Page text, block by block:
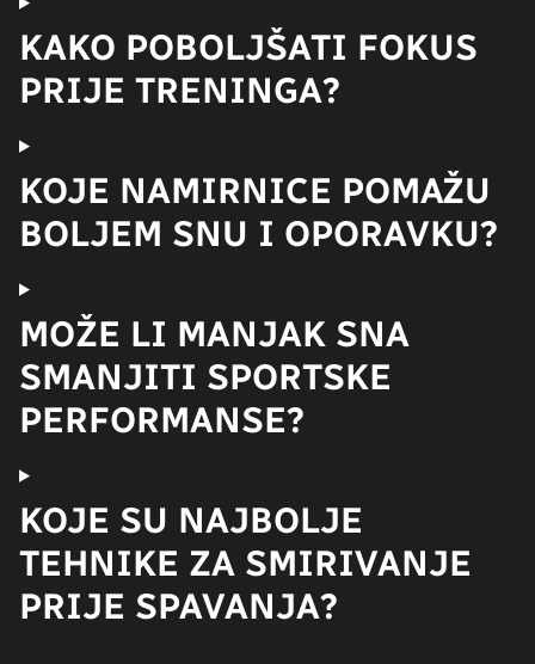
KAKO POBOLJŠATI FOKUS
PRIJE TRENINGA?
KOJE NAMIRNICE POMAŽU
BOLJEM SNU I OPORAVKU?
MOŽE LI MANJAK SNA
SMANJITI SPORTSKE
PERFORMANSE?
KOJE SU NAJBOLJE
TEHNIKE ZA SMIRIVANJE
PRIJE SPAVANJA?